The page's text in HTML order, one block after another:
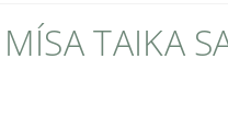
TAIKA